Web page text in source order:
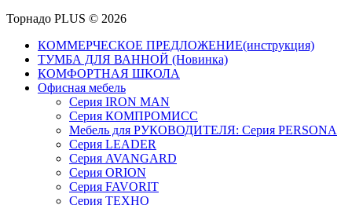
Торнадо PLUS © 2026
КОММЕРЧЕСКОЕ ПРЕДЛОЖЕНИЕ(инструкция)
ТУМБА ДЛЯ ВАННОЙ (Новинка)
КОМФОРТНАЯ ШКОЛА
Офисная мебель
Серия IRON MAN
Серия КОМПРОМИСС
Мебель для РУКОВОДИТЕЛЯ: Серия PERSONA
Серия LEADER
Серия AVANGARD
Серия ORION
Серия FAVORIT
Серия ТЕХНО